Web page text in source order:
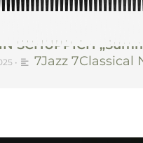
SCHUPPICH
• 7Jazz 7Classical